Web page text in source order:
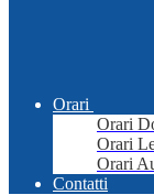
Orari
Orari
Orari
Orari
Contatti